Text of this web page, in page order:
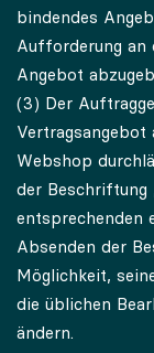
bindendes
Aufforderung an
Angebot
(3) Der
Webshop
der Beschriftung
entsprechenden
Absenden der
Möglichkeit,
die üblichen
ändern.